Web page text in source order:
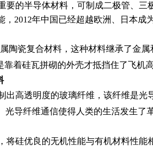
要的半导体材料，可制成二极管、三
，2012年中国已经超越欧洲、日本成
陶瓷复合材料，这种材料继承了金
靠着硅瓦拼砌的外壳才抵挡住了飞机
出高透明度的玻璃纤维，该纤维是
光导纤维通信使得人类的生活发生了
将硅优良的无机性能与有机材料性